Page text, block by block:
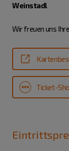
Weinstadl
Wir freuen uns
Ticket-